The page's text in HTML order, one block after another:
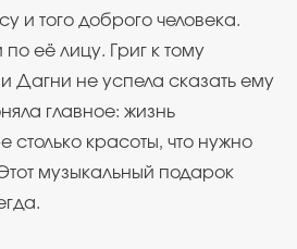
и того доброго человека.
по её лицу. Григ к тому
Дагни не успела сказать ему
главное: жизнь
столько красоты, что нужно
музыкальный подарок